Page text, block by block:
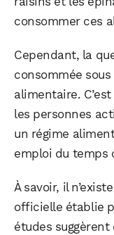
consommer ces
Cependant, la
consommée
alimentaire.
les personnes
un régime
emploi du temps
À savoir, il
officielle établie
études